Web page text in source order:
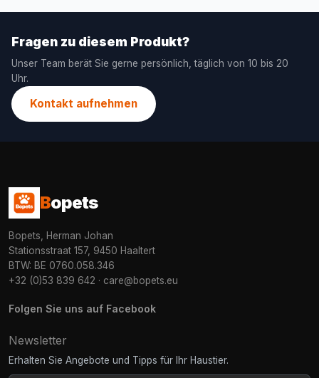
Fragen zu diesem Produkt?
Unser Team berät Sie gerne persönlich, täglich von 10 bis 20
Uhr.
Kontakt aufnehmen
Bopets
Bopets, Herman Johan
Stationsstraat 157, 9450 Haaltert
BTW: BE 0760.058.346
+32 (0)53 839 642 · care@bopets.eu
Folgen Sie uns auf Facebook
Newsletter
Erhalten Sie Angebote und Tipps für Ihr Haustier.